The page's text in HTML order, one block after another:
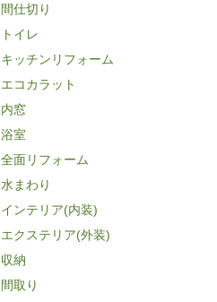
間仕切り
トイレ
キッチンリフォーム
エコカラット
内窓
浴室
全面リフォーム
水まわり
インテリア(内装)
エクステリア(外装)
収納
間取り